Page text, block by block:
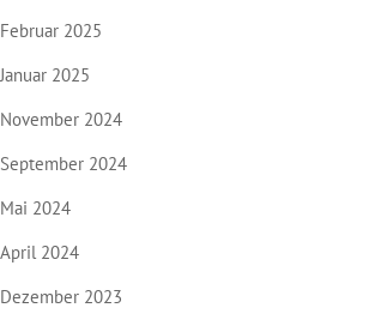
Februar 2025
Januar 2025
November 2024
September 2024
Mai 2024
April 2024
Dezember 2023